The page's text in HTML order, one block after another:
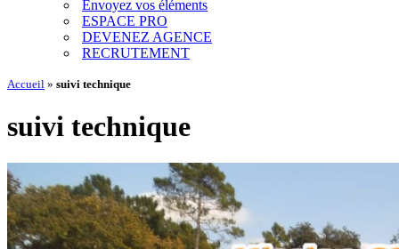
Envoyez vos éléments
ESPACE PRO
DEVENEZ AGENCE
RECRUTEMENT
Accueil » suivi technique
suivi technique